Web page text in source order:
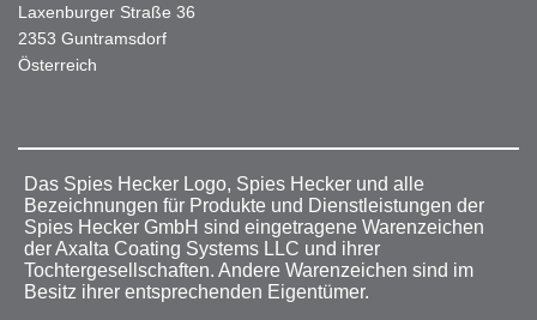
Laxenburger Straße 36
2353 Guntramsdorf
Österreich
Das Spies Hecker Logo, Spies Hecker und alle
Bezeichnungen für Produkte und Dienstleistungen der
Spies Hecker GmbH sind eingetragene Warenzeichen
der Axalta Coating Systems LLC und ihrer
Tochtergesellschaften. Andere Warenzeichen sind im
Besitz ihrer entsprechenden Eigentümer.